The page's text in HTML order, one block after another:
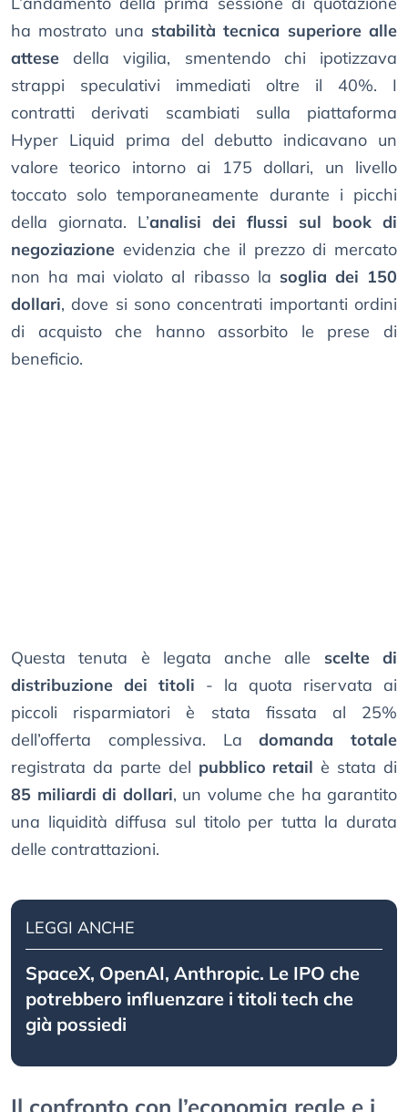
ha mostrato una stabilità tecnica superiore alle
attese della vigilia, smentendo chi ipotizzava
strappi speculativi immediati oltre il 40%. I
contratti derivati scambiati sulla piattaforma
Hyper Liquid prima del debutto indicavano un
valore teorico intorno ai 175 dollari, un livello
toccato solo temporaneamente durante i picchi
della giornata. L’analisi dei flussi sul book di
negoziazione evidenzia che il prezzo di mercato
non ha mai violato al ribasso la soglia dei 150
dollari, dove si sono concentrati importanti ordini
di acquisto che hanno assorbito le prese di
beneficio.
Questa tenuta è legata anche alle scelte di
distribuzione dei titoli - la quota riservata ai
piccoli risparmiatori è stata fissata al 25%
dell’offerta complessiva. Ladomanda totale
registrata da parte del pubblico retail è stata di
85 miliardi di dollari, un volume che ha garantito
una liquidità diffusa sul titolo per tutta la durata
delle contrattazioni.
LEGGI ANCHE
SpaceX, OpenAI, Anthropic. Le IPO che
potrebbero influenzare i titoli tech che
già possiedi